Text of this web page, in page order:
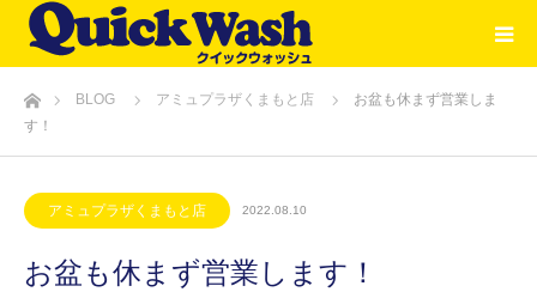
ホームBLOG アミュプラザくまもと店
お盆も休まず営業しま
す！
アミュプラザくまもと店 2022.08.10
お盆も休まず営業します！